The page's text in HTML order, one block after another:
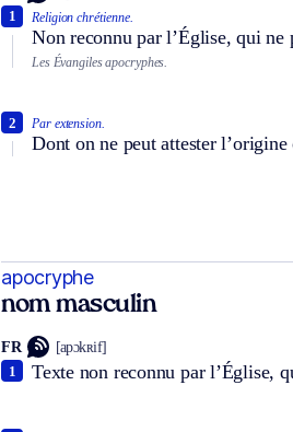
Religion chrétienne.
Non reconnu par l’Église, qui ne
1
Les Évangiles apocryphes.
Par extension.
Dont on ne peut attester l’origine
2
apocryphe
nom masculin
FR [apɔkʀif]
Texte non reconnu par l’Église,
1